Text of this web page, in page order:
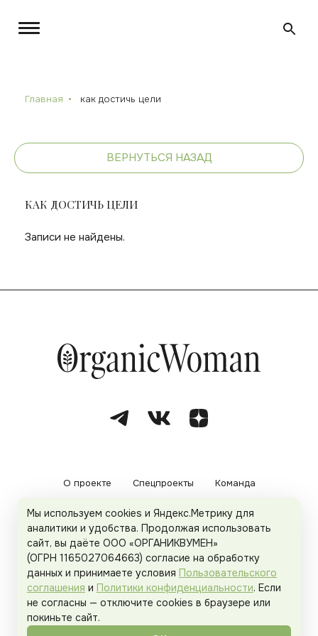
Главная как достичь цели
ВЕРНУТЬСЯ НАЗАД
КАК ДОСТИЧЬ ЦЕЛИ
Записи не найдены.
О проекте Спецпроекты Команда
Рекламодателям Политика конфиденциальности
Пользовательское соглашение
Organicwoman.ru . Все права защищены.
Мы используем cookies и Яндекс.Метрику для
аналитики и удобства. Продолжая использовать
сайт, вы даёте ООО «ОРГАНИКВУМЕН»
(ОГРН 1165027064663) согласие на обработку
данных и принимаете условия Пользовательского
соглашения и Политики конфиденциальности. Если
не согласны — отключите cookies в браузере или
покиньте сайт.